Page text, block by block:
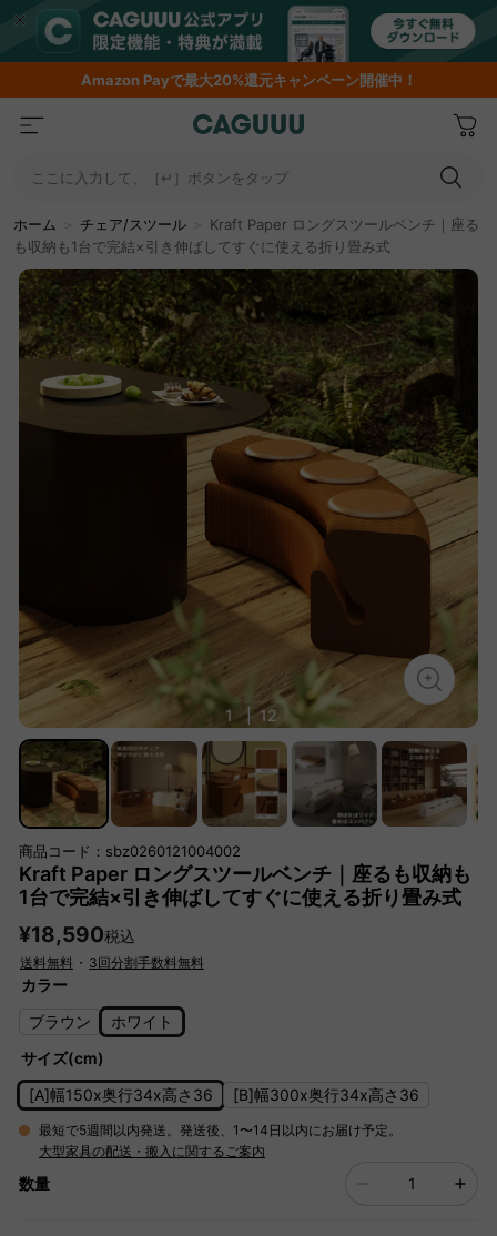
AmazonPayで最大20%還元キャンペーン開催中！
ここに入力して、［↵］ボタンをタップ
ホーム チェア/スツール
Kraft Paper ロングスツールベンチ｜座る
も収納も1台で完結×引き伸ばしてすぐに使える折り畳み式
1 | 12
商品コード：sbz0260121004002
Kraft Paper ロングスツールベンチ｜座るも収納も
1台で完結×引き伸ばしてすぐに使える折り畳み式
¥18,590税込
送料無料 ・ 3回分割手数料無料
カラー
ブラウン
ホワイト
サイズ(cm)
[A]幅150x奥行34x高さ36
[B]幅300x奥行34x高さ36
最短で5週間以内発送。発送後、1〜14日以内にお届け予定。
大型家具の配送・搬入に関するご案内
数量